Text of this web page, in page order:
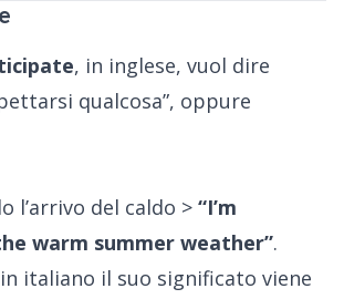
, in inglese, vuol dire
qualcosa”, oppure
l’arrivo del caldo > “I’m
warm summer weather”.
italiano il suo significato viene